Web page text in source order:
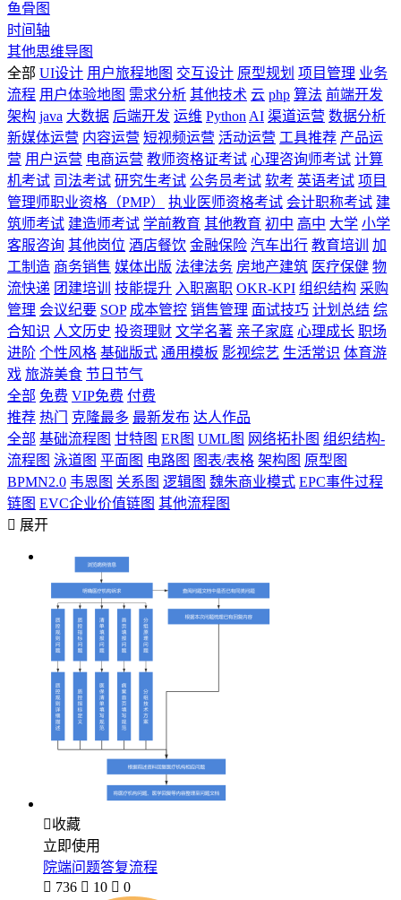
鱼骨图
时间轴
其他思维导图
全部 UI设计 用户旅程地图 交互设计 原型规划 项目管理 业务
流程 用户体验地图 需求分析 其他技术 云 php 算法 前端开发
架构 java 大数据 后端开发 运维 Python AI 渠道运营 数据分析
新媒体运营 内容运营 短视频运营 活动运营 工具推荐 产品运
营 用户运营 电商运营 教师资格证考试 心理咨询师考试 计算
机考试 司法考试 研究生考试 公务员考试 软考 英语考试 项目
管理师职业资格（PMP）
执业医师资格考试 会计职称考试 建
筑师考试 建造师考试 学前教育 其他教育 初中 高中 大学 小学
客服咨询 其他岗位 酒店餐饮 金融保险 汽车出行 教育培训
加
工制造 商务销售 媒体出版 法律法务 房地产建筑 医疗保健 物
流快递 团建培训 技能提升 入职离职 OKR-KPI 组织结构 采购
管理 会议纪要 SOP 成本管控 销售管理 面试技巧 计划总结 综
合知识 人文历史 投资理财 文学名著 亲子家庭 心理成长 职场
进阶 个性风格 基础版式 通用模板 影视综艺 生活常识 体育游
戏 旅游美食 节日节气
全部 免费 VIP免费 付费
推荐 热门 克隆最多 最新发布 达人作品
全部 基础流程图 甘特图 ER图 UML图 网络拓扑图 组织结构-
流程图 泳道图 平面图 电路图 图表/表格 架构图 原型图
BPMN2.0 韦恩图 关系图 逻辑图 魏朱商业模式 EPC事件过程
链图 EVC企业价值链图 其他流程图
 展开
收藏
立即使用
院端问题答复流程
 736  10  0